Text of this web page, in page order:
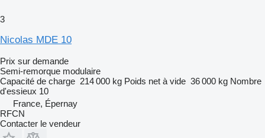
3
Nicolas MDE 10
Prix sur demande
Semi-remorque modulaire
Capacité de charge 214 000 kg Poids net à vide 36 000 kg Nombre
d'essieux 10
France, Épernay
RFCN
Contacter le vendeur